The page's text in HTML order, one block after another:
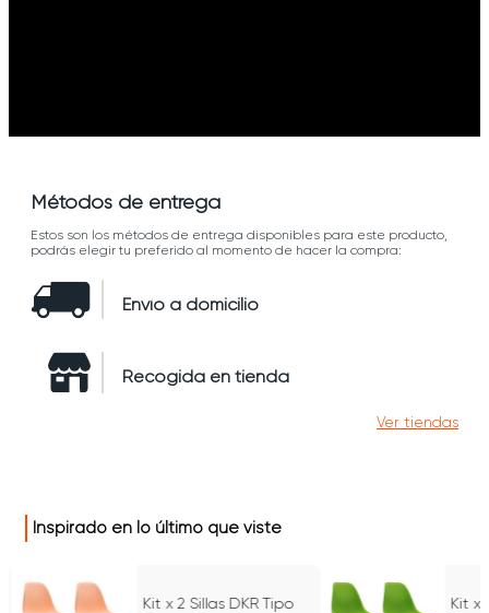
Métodos de entrega
Estos son los métodos de entrega disponibles para este producto,
podrás elegir tu preferido al momento de hacer la compra:
Envío a domicilio
Recogida en tienda
Ver tiendas
Inspirado en lo último que viste
Kit x 2 Sillas DKR Tipo
Kit x